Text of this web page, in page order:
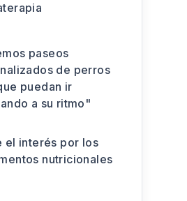
paseos
de perros
puedan ir
a su ritmo"
el interés por los
nutricionales